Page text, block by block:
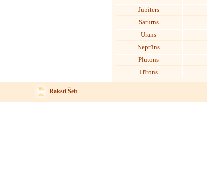
Jupiters
Saturns
Urāns
Neptūns
Plutons
Hīrons
Raksti Šeit